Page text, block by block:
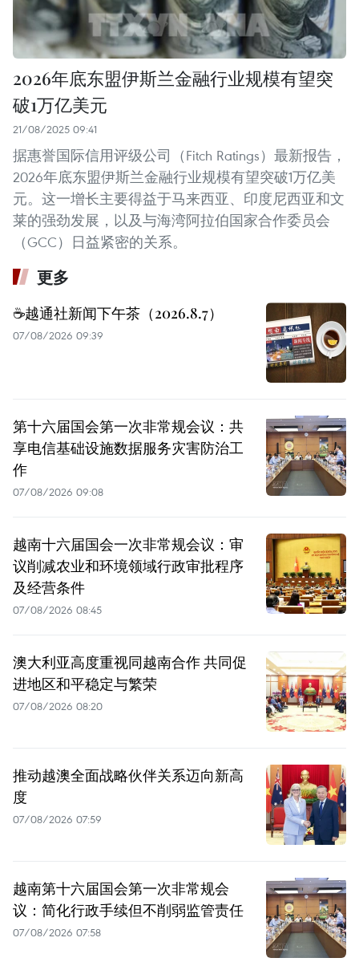
2026年底东盟伊斯兰金融行业规模有望突
破1万亿美元
21/08/2025 09:41
据惠誉国际信用评级公司（Fitch Ratings）最新报告，
2026年底东盟伊斯兰金融行业规模有望突破1万亿美
元。这一增长主要得益于马来西亚、印度尼西亚和文
莱的强劲发展，以及与海湾阿拉伯国家合作委员会
（GCC）日益紧密的关系。
更多
☕️越通社新闻下午茶（2026.8.7）
07/08/2026 09:39
第十六届国会第一次非常规会议：共
享电信基础设施数据服务灾害防治工
作
07/08/2026 09:08
越南十六届国会一次非常规会议：审
议削减农业和环境领域行政审批程序
及经营条件
07/08/2026 08:45
澳大利亚高度重视同越南合作 共同促
进地区和平稳定与繁荣
07/08/2026 08:20
推动越澳全面战略伙伴关系迈向新高
度
07/08/2026 07:59
越南第十六届国会第一次非常规会
议：简化行政手续但不削弱监管责任
07/08/2026 07:58